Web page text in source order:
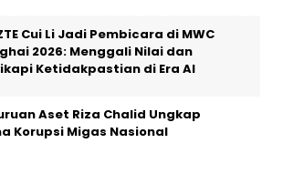
Cui Li Jadi Pembicara di MWC
2026: Menggali Nilai dan
Ketidakpastian di Era AI
Aset Riza Chalid Ungkap
Korupsi Migas Nasional